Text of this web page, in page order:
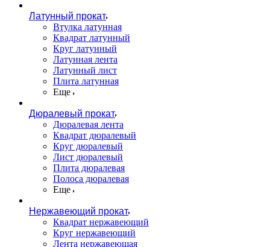
Латунный прокат
Втулка латунная
Квадрат латунный
Круг латунный
Латунная лента
Латунный лист
Плита латунная
Еще
Дюралевый прокат
Дюралевая лента
Квадрат дюралевый
Круг дюралевый
Лист дюралевый
Плита дюралевая
Полоса дюралевая
Еще
Нержавеющий прокат
Квадрат нержавеющий
Круг нержавеющий
Лента нержавеющая